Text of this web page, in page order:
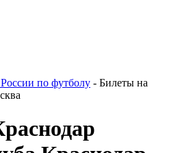
по футболу - Билеты на